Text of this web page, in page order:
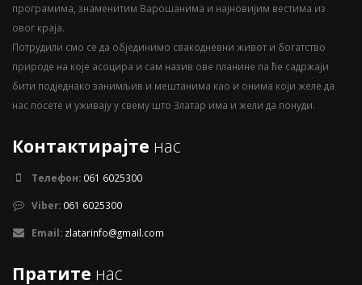
програмима, знаменитим Варошанима и најновијим вестима из
овог краја.
Потрудили смо се да објединимо свакодневни живот и богатство
природе на које асоцира и сам назив ове планине па ће садржаји
бити подједнако занимљив и мештанима као и онима који желе да
нас посете и уживају у свему што Златар има и жели да понуди.
Контактирајте нас
Телефон: 061 6025300
Viber: 061 6025300
Email: zlatarinfo@gmail.com
Пратите нас